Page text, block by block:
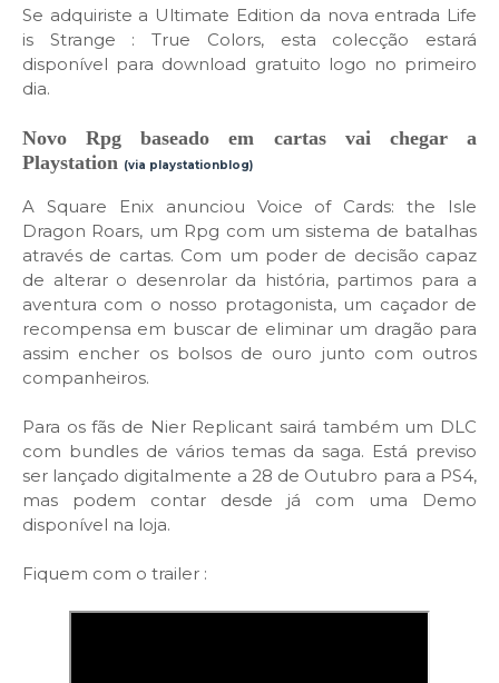
Se adquiriste a Ultimate Edition da nova entrada Life
is Strange : True Colors, esta colecção estará
disponível para download gratuito logo no primeiro
dia.
Novo Rpg baseado em cartas vai chegar a
Playstation (via playstationblog)
A Square Enix anunciou Voice of Cards: the Isle
Dragon Roars, um Rpg com um sistema de batalhas
através de cartas. Com um poder de decisão capaz
de alterar o desenrolar da história, partimos para a
aventura com o nosso protagonista, um caçador de
recompensa em buscar de eliminar um dragão para
assim encher os bolsos de ouro junto com outros
companheiros.
Para os fãs de Nier Replicant sairá também um DLC
com bundles de vários temas da saga. Está previso
ser lançado digitalmente a 28 de Outubro para a PS4,
mas podem contar desde já com uma Demo
disponível na loja.
Fiquem com o trailer :